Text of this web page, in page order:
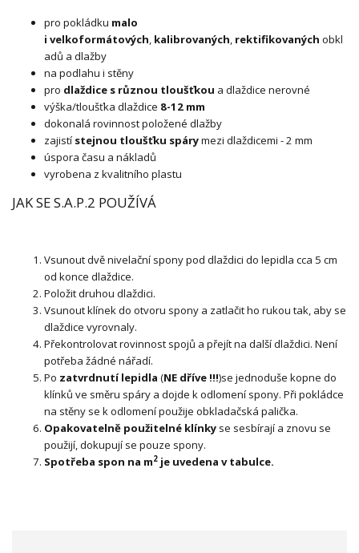
pro pokládku malo
i velkoformátových, kalibrovaných, rektifikovaných obkl
adů a dlažby
na podlahu i stěny
pro dlaždice s různou tloušťkou a dlaždice nerovné
výška/tloušťka dlaždice 8-12 mm
dokonalá rovinnost položené dlažby
zajistí stejnou tloušťku spárymezi dlaždicemi - 2 mm
úspora času a nákladů
vyrobena z kvalitního plastu
JAK SE S.A.P.2 POUŽÍVÁ
Vsunout dvě nivelační spony pod dlaždici do lepidla cca 5 cm
od konce dlaždice.
Položit druhou dlaždici.
Vsunout klínek do otvoru spony a zatlačit ho rukou tak, aby se
dlaždice vyrovnaly.
Překontrolovat rovinnost spojů a přejít na další dlaždici. Není
potřeba žádné nářadí.
Po zatvrdnutí lepidla (NE dříve !!!)se jednoduše kopne do
klínků ve směru spáry a dojde k odlomení spony. Při pokládce
na stěny se k odlomení použije obkladačská palička.
Opakovatelně použitelné klínky se sesbírají a znovu se
použijí, dokupují se pouze spony.
Spotřeba spon na m2 je uvedena v tabulce.